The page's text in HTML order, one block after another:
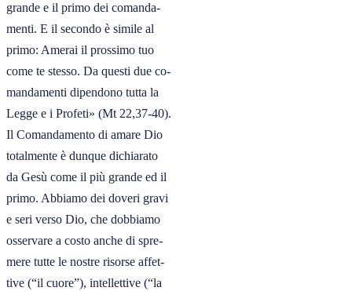
grande e il primo dei comanda-
menti. E il secondo è simile al
primo: Amerai il prossimo tuo
come te stesso. Da questi due co-
mandamenti dipendono tutta la
Legge e i Profeti» (Mt 22,37-40).
Il Comandamento di amare Dio
totalmente è dunque dichiarato
da Gesù come il più grande ed il
primo. Abbiamo dei doveri gravi
e seri verso Dio, che dobbiamo
osservare a costo anche di spre-
mere tutte le nostre risorse affet-
tive (“il cuore”), intellettive (“la